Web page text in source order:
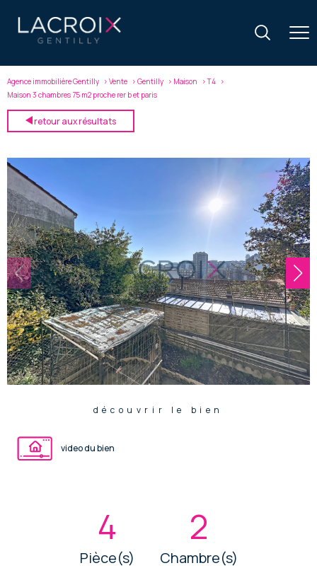
Agence immobilière Gentilly Vente Gentilly Maison
T4
Maison 3 chambres 75 m2 proche rer b et paris
retour aux résultats
découvrir le bien
video du bien
4
Pièce(s)
2
Chambre(s)